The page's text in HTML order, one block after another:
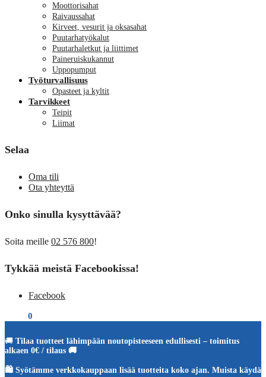
Moottorisahat
Raivaussahat
Kirveet, vesurit ja oksasahat
Puutarhatyökalut
Puutarhaletkut ja liittimet
Paineruiskukannut
Uppopumput
Työturvallisuus
Opasteet ja kyltit
Tarvikkeet
Teipit
Liimat
Selaa
Oma tili
Ota yhteyttä
Onko sinulla kysyttävää?
Soita meille 02 576 800!
Tykkää meistä Facebookissa!
Facebook
0
🚚 Tilaa tuotteet lähimpään noutopisteeseen edullisesti – toimitus
alkaen 0€ / tilaus 🚚
🛍️ Syötämme verkkokauppaan lisää tuotteita koko ajan. Muista käydä